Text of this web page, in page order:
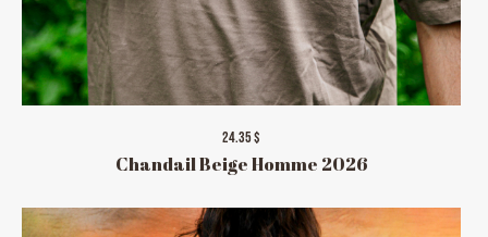
24.35 $
Chandail Beige Homme 2026
HORAIRE DES FÊTES